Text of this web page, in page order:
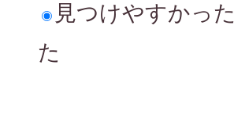
見つけやすかった
た